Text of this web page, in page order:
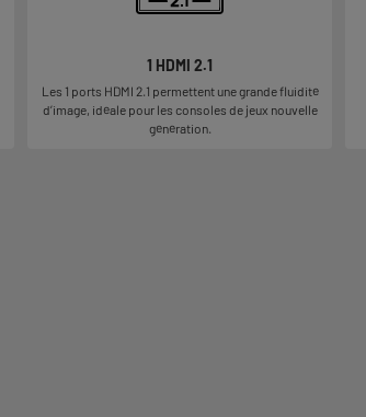
1 HDMI 2.1
Les 1 ports HDMI 2.1 permettent une grande fluidité
d’image, idéale pour les consoles de jeux nouvelle
génération.